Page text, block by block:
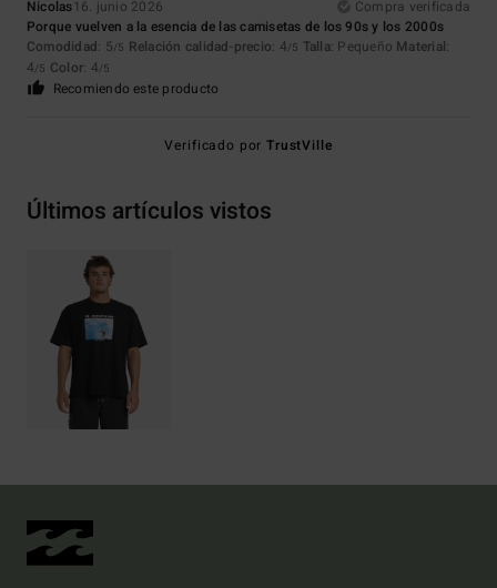
Nicolas16. junio 2026
Compra verificada
Porque vuelven a la esencia de las camisetas de los 90s y los 2000s
Comodidad: 5/5 Relación calidad-precio: 4/5 Talla: Pequeño Material:
4/5 Color: 4/5
Recomiendo este producto
Verificado porTrustVille
Últimos artículos vistos